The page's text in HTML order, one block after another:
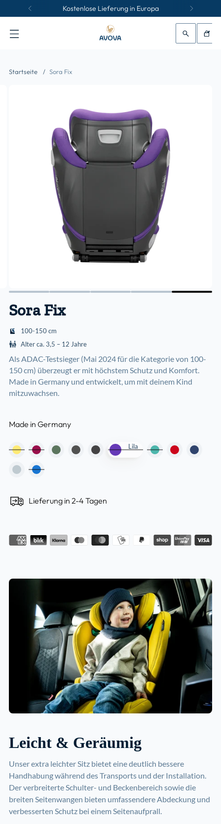
Kostenlose Lieferung in Europa
Startseite / Sora Fix
Sora Fix
100-150 cm
Alter ca. 3,5 – 12 Jahre
Als ADAC-Testsieger (Mai 2024 für die Kategorie von 100-
150 cm) überzeugt er mit höchstem Schutz und Komfort.
Made in Germany und entwickelt, um mit deinem Kind
mitzuwachsen.
Made in Germany
Lila
Lieferung in 2-4 Tagen
in
Warenkorb
Leicht & Geräumig
Unser extra leichter Sitz bietet eine deutlich bessere
Handhabung während des Transports und der Installation.
Der verbreiterte Schulter- und Beckenbereich sowie die
breiten Seitenwangen bieten umfassendere Abdeckung und
verbesserten Schutz bei einem Seitenaufprall.